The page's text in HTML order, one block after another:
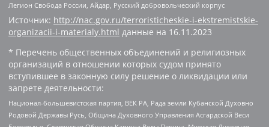
Легион Свобода России, Айдар, Русский добровольческий корпус
Источник: http://nac.gov.ru/terroristicheskie-i-ekstremistskie-
organizacii-i-materialy.html данные на 16.11.2023
* Перечень общественных объединений и религиозных
организаций в отношении которых судом принято
вступившее в законную силу решение о ликвидации или
запрете деятельности:
Национал-большевистская партия, ВЕК РА, Рада земли Кубанской Духовно
Родовой Державы Русь, Община Духовного Управления Асгардской Веси